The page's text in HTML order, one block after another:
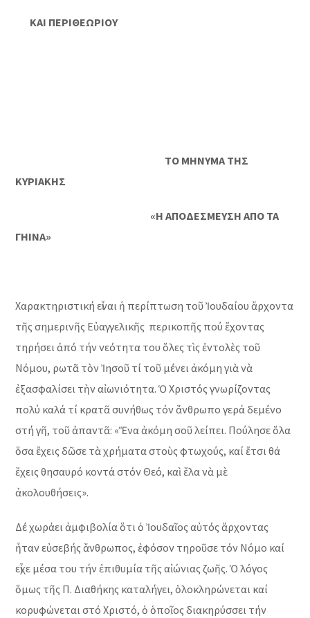
ΚΑΙ ΠΕΡΙΘΕΩΡΙΟΥ
ΤΟ ΜΗΝΥΜΑ ΤΗΣ
ΚΥΡΙΑΚΗΣ
«Η ΑΠΟΔΕΣΜΕΥΣΗ ΑΠΟ ΤΑ
ΓΗΙΝΑ»
Χαρακτηριστική εἶναι ἡ περίπτωση τοῦ Ἰουδαίου ἄρχοντα
τῆς σημερινῆς Εὐαγγελικῆς περικοπῆς πού ἔχοντας
τηρήσει ἀπό τήν νεότητα του ὅλες τὶς ἐντολὲς τοῦ
Νόμου, ρωτᾶ τὸν Ἰησοῦ τί τοῦ μένει ἀκόμη γιὰ νὰ
ἐξασφαλίσει τὴν αἰωνιότητα. Ὁ Χριστός γνωρίζοντας
πολύ καλά τί κρατᾶ συνήθως τόν ἄνθρωπο γερά δεμένο
στή γῆ, τοῦ ἀπαντᾶ: «Ἕνα ἀκόμη σοῦ λείπει. Πούλησε ὅλα
ὅσα ἔχεις δῶσε τὰ χρήματα στοὺς φτωχούς, καί ἔτσι θά
ἔχεις θησαυρό κοντά στόν Θεό, καὶ ἔλα νὰ μὲ
ἀκολουθήσεις».
Δέ χωράει ἀμφιβολία ὅτι ὁ Ἰουδαῖος αὐτός ἄρχοντας
ἦταν εὐσεβής ἄνθρωπος, ἐφόσον τηροῦσε τόν Νόμο καί
εἶχε μέσα του τήν ἐπιθυμία τῆς αἰώνιας ζωῆς. Ὁ λόγος
ὅμως τῆς Π. Διαθήκης καταλήγει, ὁλοκληρώνεται καί
κορυφώνεται στό Χριστό, ὁ ὁποῖος διακηρύσσει τήν